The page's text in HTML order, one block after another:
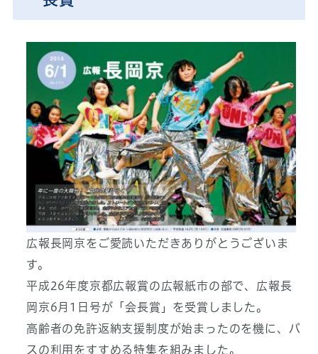
広報長岡京をご愛読いただきありがとうございま
す。
平成26年度京都広報賞の広報紙市の部で、広報長
岡京6月1日号が「会長賞」を受賞しました。
高齢者の免許返納支援制度が始まったのを機に、バ
スの利用をすすめる特集を組みました。